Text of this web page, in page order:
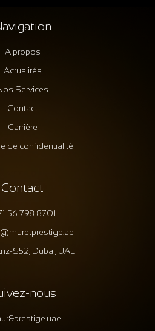
A propos
Actualités
Services
Contact
Carrière
de confidentialité
Contact
56 798 8701
S52, Dubai, UAE
nous